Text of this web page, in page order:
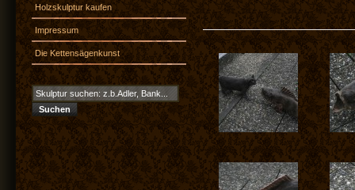
Holzskulptur kaufen
Impressum
Die Kettensägenkunst